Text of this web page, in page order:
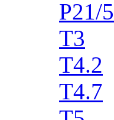
P21/
T3
T4.2
T4.7